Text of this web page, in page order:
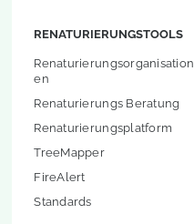
RENATURIERUNGSTOOLS
Renaturierungsorganisation
en
Renaturierungs Beratung
Renaturierungsplatform
TreeMapper
FireAlert
Standards